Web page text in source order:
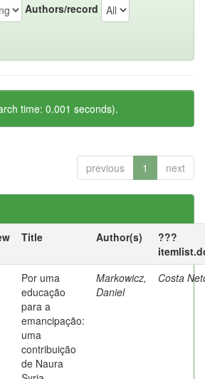
Authors/record
time: 0.001 seconds).
previous 1 next
Title Author(s)
???
Por uma
educação
para a
emancipação:
uma
contribuição
de Naura
Markowicz,
Daniel
Costa